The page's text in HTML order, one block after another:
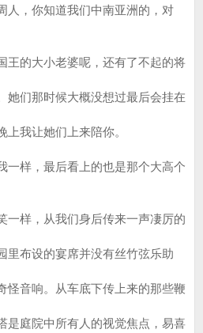
人，你知道我们中南亚洲的，对
的大小老婆呢，还有了不起的将
她们那时候大概没想过最后会挂在
我让她们上来陪你。
样，最后看上的也是那个大高个
样，从我们身后传来一声凄厉的
里布设的宴席并没有丝竹弦乐助
怪音响。从车底下传上来的那些鞭
是庭院中所有人的视觉焦点，易喜